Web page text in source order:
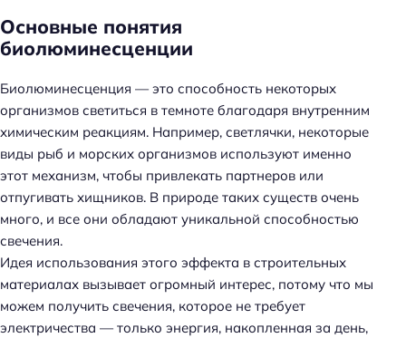
Основные понятия
биолюминесценции
Биолюминесценция — это способность некоторых
организмов светиться в темноте благодаря внутренним
химическим реакциям. Например, светлячки, некоторые
виды рыб и морских организмов используют именно
этот механизм, чтобы привлекать партнеров или
отпугивать хищников. В природе таких существ очень
много, и все они обладают уникальной способностью
свечения.
Идея использования этого эффекта в строительных
материалах вызывает огромный интерес, потому что мы
можем получить свечения, которое не требует
электричества — только энергия, накопленная за день,